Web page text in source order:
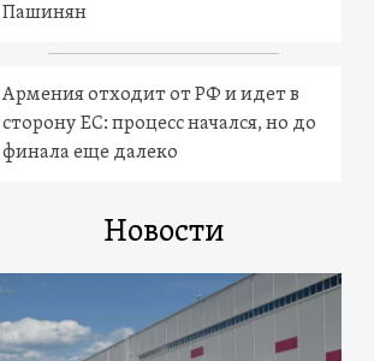
Пашинян
Армения отходит от РФ и идет в
сторону ЕС: процесс начался, но до
финала еще далеко
Новости